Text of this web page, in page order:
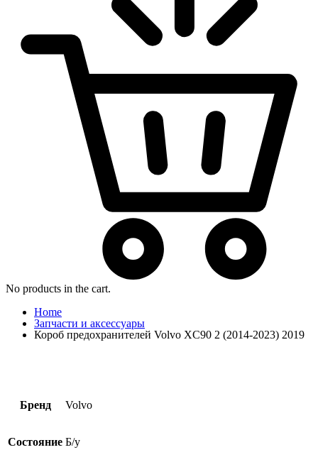
No products in the cart.
Home
Запчасти и аксессуары
Короб предохранителей Volvo XC90 2 (2014-2023) 2019
Бренд Volvo
Состояние Б/у